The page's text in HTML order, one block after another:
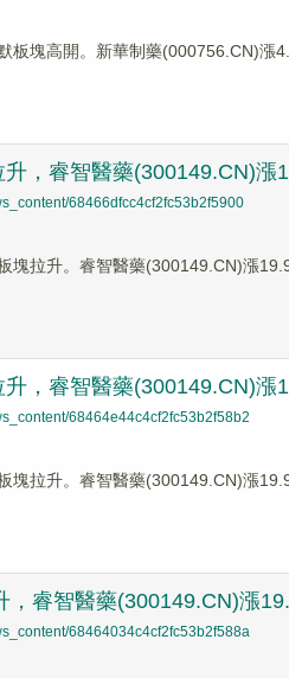
板塊高開。新華制藥(000756.CN)
升，睿智醫藥(300149.CN)漲
68466dfcc4cf2fc53b2f5900
塊拉升。睿智醫藥(300149.CN)漲
升，睿智醫藥(300149.CN)漲
68464e44c4cf2fc53b2f58b2
塊拉升。睿智醫藥(300149.CN)漲
，睿智醫藥(300149.CN)漲
68464034c4cf2fc53b2f588a